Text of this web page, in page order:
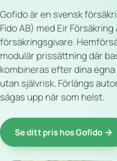
Gofido är en svensk
Fido AB) med Eir Försäkring
försäkringsgivare.
modulär prissättning där
kombineras efter dina egna
utan självrisk. Förlängs
sägas upp när som helst.
Se ditt pris hos Gofido